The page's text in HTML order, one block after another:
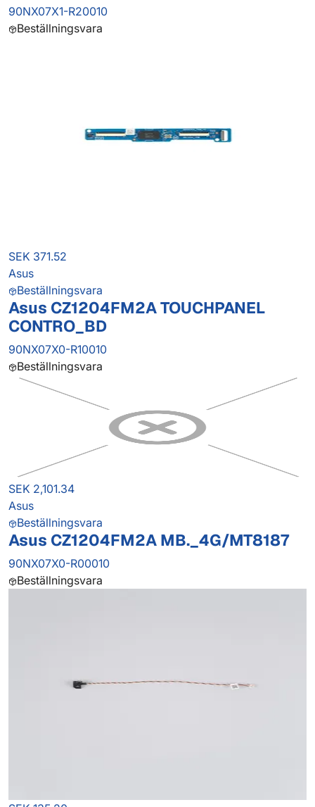
90NX07X1-R20010
Beställningsvara
SEK 371.52
Asus
Beställningsvara
Asus CZ1204FM2A TOUCHPANEL
CONTRO_BD
90NX07X0-R10010
Beställningsvara
SEK 2,101.34
Asus
Beställningsvara
Asus CZ1204FM2A MB._4G/MT8187
90NX07X0-R00010
Beställningsvara